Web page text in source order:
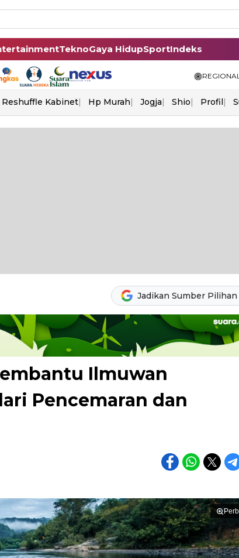
TeknoGaya HidupSportIndeks
Reshuffle Kabinet Hp Murah Jogja Shio Profil
Jadikan Sumber Pilihan
Ilmuwan
Pencemaran dan